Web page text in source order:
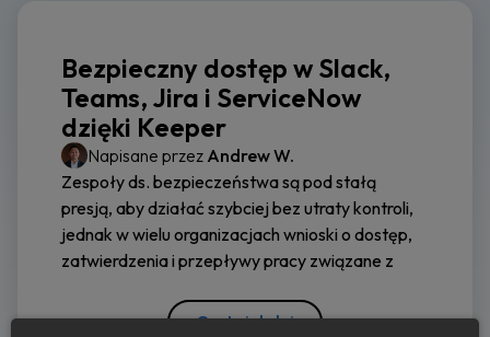
Bezpieczny dostęp w Slack,
Teams, Jira i ServiceNow
dzięki Keeper
Napisane przez Andrew W.
Zespoły ds. bezpieczeństwa są pod stałą
presją, aby działać szybciej bez utraty kontroli,
jednak w wielu organizacjach wnioski o dostęp,
zatwierdzenia i przepływy pracy związane z
Czytaj dalej